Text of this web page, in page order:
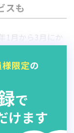
スも
1月から3月にか
プラリーの実証
定の目的施